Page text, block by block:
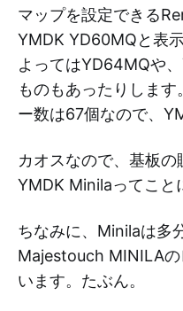
マップを設定できる
YMDK YD60MQと表
よってはYD64MQや
ものもあったりしま
ー数は67個なので、
カオスなので、基板
YMDK Minilaってこと
ちなみに、Minilaは多
Majestouch MINILAの
います。たぶん。